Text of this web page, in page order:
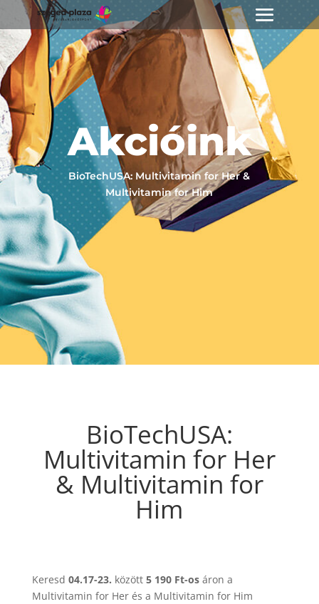
Akcióink
BioTechUSA: Multivitamin for Her &
Multivitamin for Him
BioTechUSA:
Multivitamin for Her
& Multivitamin for
Him
Keresd 04.17-23. között5 190 Ft-os áron a
Multivitamin for Her és a Multivitamin for Him